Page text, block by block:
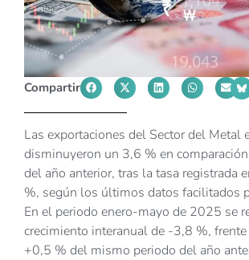
Compartir
Las exportaciones del Sector del Metal
disminuyeron un 3,6 % en
del año anterior, tras la tasa registrada
%, según los últimos datos facilitados
En el periodo enero-mayo de 2025 se
crecimiento interanual de -3,8 %,
+0,5 % del mismo periodo del año